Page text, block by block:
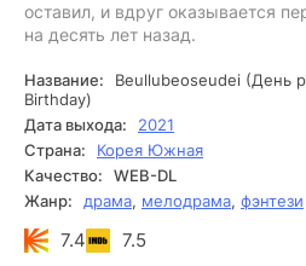
оставил, и вдруг оказывается
на десять лет назад.
Название:
Beullubeoseudei (День
Birthday)
Дата выхода:
2021
Страна:
Корея Южная
Качество:
WEB-DL
Жанр:
драма, мелодрама, фэнтези
7.4 7.5